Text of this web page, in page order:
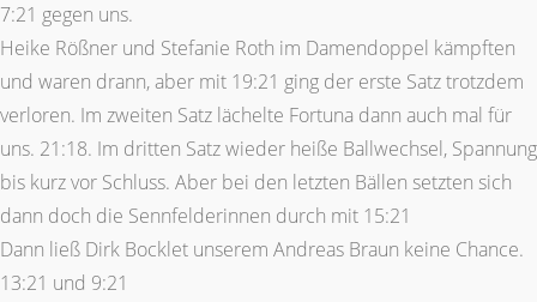
7:21 gegen uns.
Heike Rößner und Stefanie Roth im Damendoppel kämpften
und waren drann, aber mit 19:21 ging der erste Satz trotzdem
verloren. Im zweiten Satz lächelte Fortuna dann auch mal für
uns. 21:18. Im dritten Satz wieder heiße Ballwechsel, Spannung
bis kurz vor Schluss. Aber bei den letzten Bällen setzten sich
dann doch die Sennfelderinnen durch mit 15:21
Dann ließ Dirk Bocklet unserem Andreas Braun keine Chance.
13:21 und 9:21